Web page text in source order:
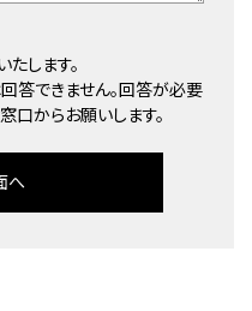
します。
答できません。回答が必要
口からお願いします。
へ